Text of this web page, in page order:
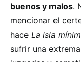
buenos y malos.
mencionar el
hace La isla
sufrir una